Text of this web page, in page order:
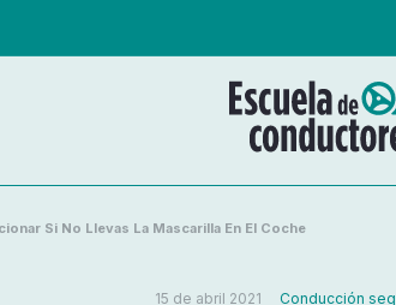
Si No Llevas La Mascarilla En El Coche
15 de abril 2021 Conducción